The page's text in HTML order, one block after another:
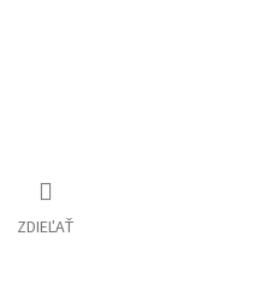
ZDIEĽAŤ